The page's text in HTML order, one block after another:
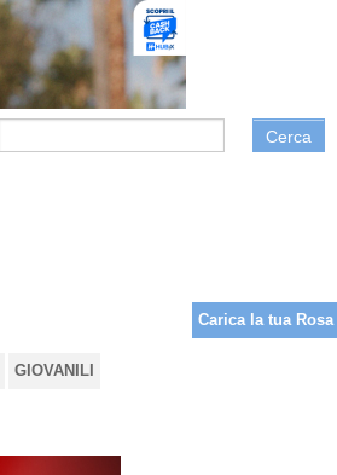
Cerca
Carica la tua Rosa
GIOVANILI